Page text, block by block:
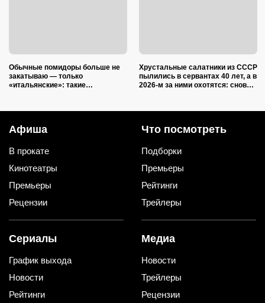
Обычные помидоры больше не
закатываю — только
«итальянские»: такие
Хрустальные салатники из СССР
пылились в сервантах 40 лет, а в
2026-м за ними охотятся: снова в
Афиша
В прокате
Кинотеатры
Премьеры
Рецензии
Что посмотреть
Подборки
Премьеры
Рейтинги
Трейлеры
Сериалы
График выхода
Новости
Рейтинги
Медиа
Новости
Трейлеры
Рецензии